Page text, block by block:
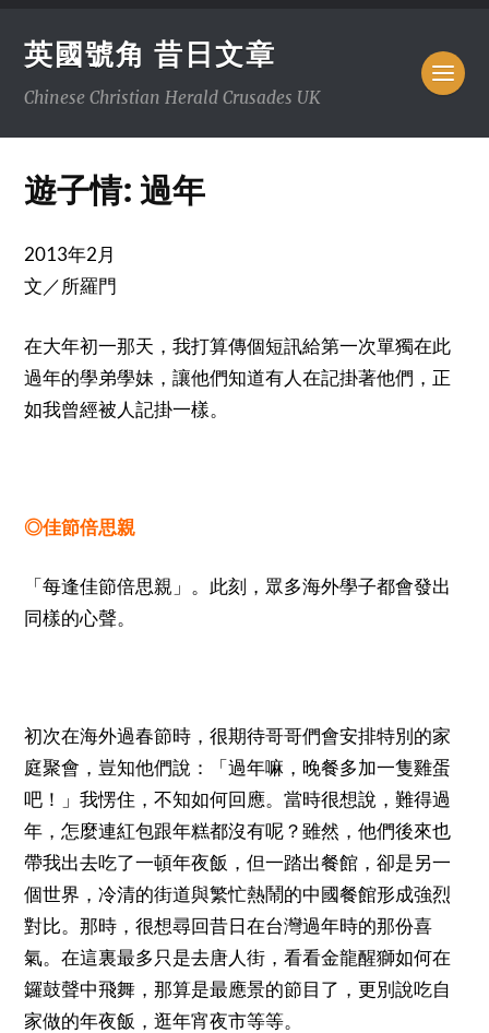
英國號角 昔日文章
Chinese Christian Herald Crusades UK
遊子情: 過年
2013年2 月
文／所羅門
在大年初一那天，我打算傳個短訊給第一次單獨在此
過年的學弟學妹，讓他們知道有人在記掛著他們，正
如我曾經被人記掛一樣。
◎佳節倍思親
「每逢佳節倍思親」。此刻，眾多海外學子都會發出
同樣的心聲。
初次在海外過春節時，很期待哥哥們會安排特別的家
庭聚會，豈知他們說：「過年嘛，晚餐多加一隻雞蛋
吧！」我愣住，不知如何回應。當時很想說，難得過
年，怎麼連紅包跟年糕都沒有呢？雖然，他們後來也
帶我出去吃了一頓年夜飯，但一踏出餐館，卻是另一
個世界，冷清的街道與繁忙熱鬧的中國餐館形成強烈
對比。那時，很想尋回昔日在台灣過年時的那份喜
氣。在這裏最多只是去唐人街，看看金龍醒獅如何在
鑼鼓聲中飛舞，那算是最應景的節目了，更別說吃自
家做的年夜飯，逛年宵夜市等等。